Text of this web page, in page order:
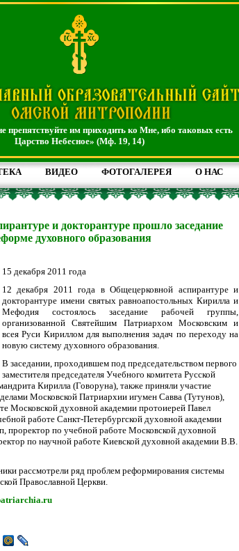
препятствуйте им приходить ко Мне, ибо таковых есть
Царство Небесное» (Мф. 19, 14)
ВИДЕО ФОТОГАЛЕРЕЯ О НАС
и докторантуре прошло заседание
духовного образования
15 декабря 2011 года
12 декабря 2011 года в Общецерковной аспирантуре и
докторантуре имени святых равноапостольных Кирилла и
Мефодия состоялось заседание рабочей группы,
организованной Святейшим Патриархом Московским и
всея Руси Кириллом для выполнения задач по переходу на
новую систему духовного образования.
В заседании, проходившем под председательством первого
заместителя председателя Учебного комитета Русской
Кирилла (Говоруна), также приняли участие
Московской Патриархии игумен Савва (Тутунов),
Московской духовной академии протоиерей Павел
работе Санкт-Петербургской духовной академии
проректор по учебной работе Московской духовной
по научной работе Киевской духовной академии В.В.
рассмотрели ряд проблем реформирования системы
Православной Церкви.